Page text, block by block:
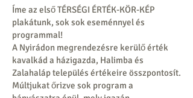
Íme az első TÉRSÉGI ÉRTÉK-KÖR-KÉP
plakátunk, sok sok eseménnyel és
programmal!
A Nyirádon megrendezésre kerülő érték
kavalkád a házigazda, Halimba és
Zalahaláp település értékeire összpontosít.
Múltjukat őrizve sok program a